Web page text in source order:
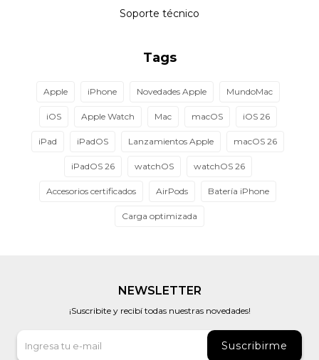
Soporte técnico
Tags
Apple iPhone Novedades Apple MundoMac
iOS Apple Watch Mac macOS iOS 26
iPad iPadOS Lanzamientos Apple macOS 26
iPadOS 26 watchOS watchOS 26
Accesorios certificados AirPods Batería iPhone
Carga optimizada
NEWSLETTER
¡Suscribite y recibí todas nuestras novedades!
Suscribirme